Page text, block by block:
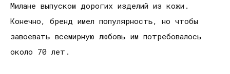
Милане выпуском дорогих изделий из кожи.
Конечно, бренд имел популярность, но чтобы
завоевать всемирную любовь им потребовалось
около 70 лет.